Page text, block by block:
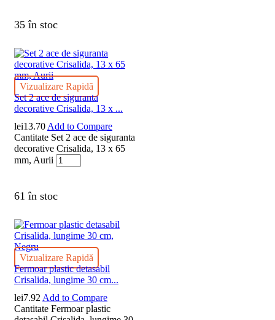
35 în stoc
Vizualizare Rapidă
Set 2 ace de siguranta
decorative Crisalida, 13 x ...
lei13.70 Add to Compare
Cantitate Set 2 ace de siguranta
decorative Crisalida, 13 x 65
mm, Aurii
61 în stoc
Vizualizare Rapidă
Fermoar plastic detasabil
Crisalida, lungime 30 cm...
lei7.92 Add to Compare
Cantitate Fermoar plastic